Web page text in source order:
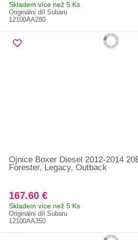
Skladem více než 5 Ks
Originální díl Subaru
12100AA280
Ojnice Boxer Diesel 2012-2014
Forester, Legacy, Outback
167.60 €
Skladem více než 5 Ks
Originální díl Subaru
12100AA350